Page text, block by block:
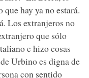
hay ya no estará.
Los extranjeros no
que sólo
e hizo cosas
Urbino es digna de
con sentido